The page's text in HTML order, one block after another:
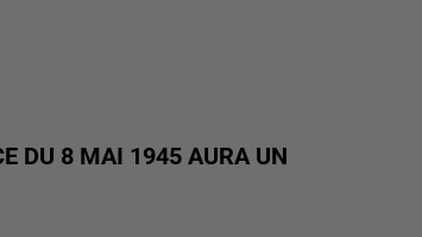
DU 8 MAI 1945 AURA UN